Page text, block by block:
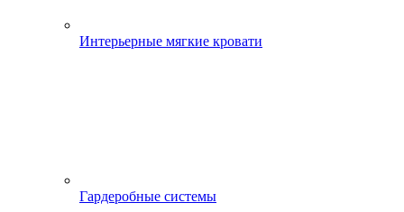
Интерьерные мягкие кровати
Гардеробные системы